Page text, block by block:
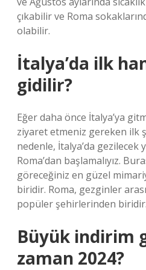
çıkabilir ve Roma
olabilir.
İtalya’da ilk
gidilir?
Eğer daha önce İtalya’ya
ziyaret etmeniz gereken ilk
nedenle, İtalya’da gezilecek
Roma’dan başlamalıyız.
göreceğiniz en güzel
biridir. Roma, gezginler
popüler şehirlerinden biridir.
Büyük indirim
zaman 2024?